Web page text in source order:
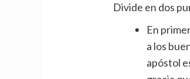
Divide en dos
En
a los
apóstol